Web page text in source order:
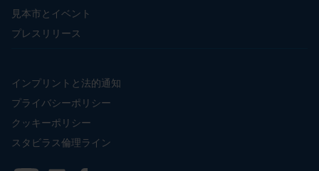
見本市とイベント
プレスリリース
インプリントと法的通知
プライバシーポリシー
クッキーポリシー
スタビラス倫理ライン